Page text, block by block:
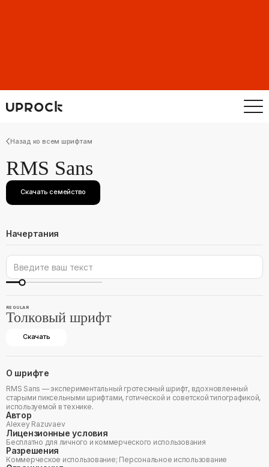
Назад ко всем шрифтам
RMS Sans
Скачать семейство
Начертания
REGULAR
Толковый шрифт
Скачать
О шрифте
RMS Sans — экспериментальный гротескный шрифт, вдохновленный
старыми пиксельными шрифтами, готической и советской типографикой,
используемой в технике.
Автор
Alexey Razuvaev
Лицензионные условия
Бесплатно для личного и коммерческого использования
Разрешения
Коммерческое использование; Персональное использование